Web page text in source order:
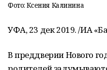
Фото: Ксения Калинина
УФА, 23 дек 2019. /ИА
В преддверии Нового